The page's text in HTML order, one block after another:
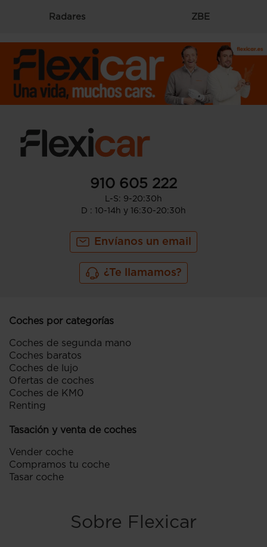
Radares ZBE
910 605 222
L-S: 9-20:30h
D : 10-14h y 16:30-20:30h
Envíanos un email
¿Te llamamos?
Coches por categorías
Coches de segunda mano
Coches baratos
Coches de lujo
Ofertas de coches
Coches de KM0
Renting
Tasación y venta de coches
Vender coche
Compramos tu coche
Tasar coche
Sobre Flexicar